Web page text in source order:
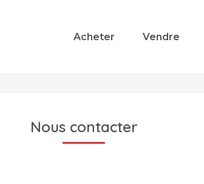
Acheter Vendre
Nous contacter